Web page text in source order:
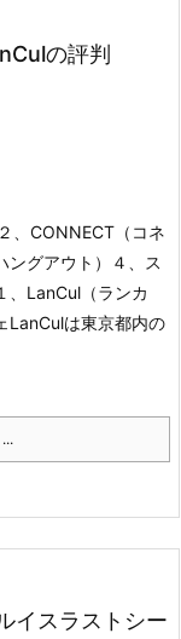
の評判
２、CONNECT（コネ
グアウト）
４、ス
、LanCul（ランカ
LanCulは東京都内の
スラストシー